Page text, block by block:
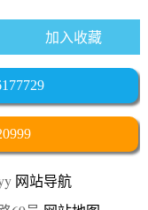
加入收藏
网站导航